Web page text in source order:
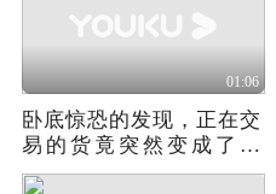
01:06
卧底惊恐的发现，正在交
易的货竟突然变成了雪
茄！